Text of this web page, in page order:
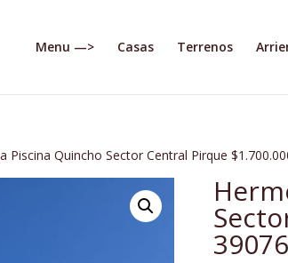
Menu —> Casas Terrenos
Piscina Quincho Sector Central Pirque